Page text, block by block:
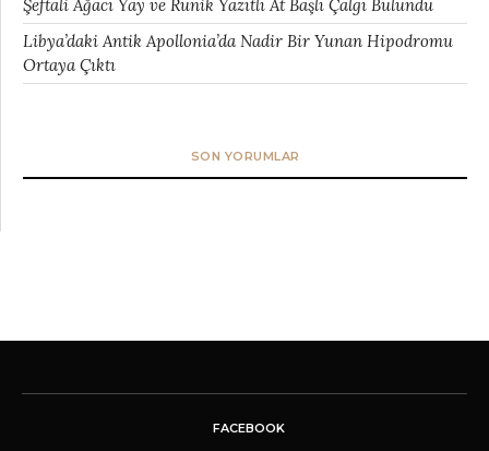
Şeftali Ağacı Yay ve Runik Yazıtlı At Başlı Çalgı Bulundu
Libya’daki Antik Apollonia’da Nadir Bir Yunan Hipodromu
Ortaya Çıktı
SON YORUMLAR
FACEBOOK